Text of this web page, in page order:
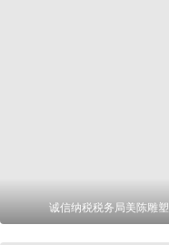
诚信纳税税务局美陈雕塑